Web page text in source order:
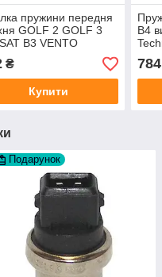
пружини передня
GOLF 2 GOLF 3
B3 VENTO
JP GROUP Данія
₴
Купити
B4
784
Подарунок